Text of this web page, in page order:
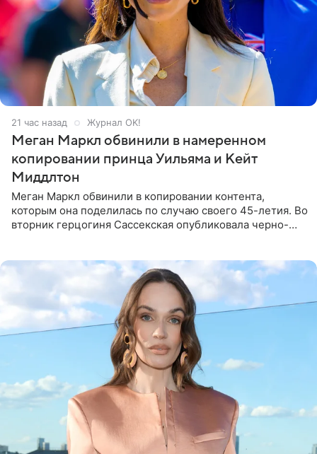
21 час назад Журнал OK!
Меган Маркл обвинили в намеренном
копировании принца Уильяма и Кейт
Миддлтон
Меган Маркл обвинили в копировании контента,
которым она поделилась по случаю своего 45-летия. Во
вторник герцогиня Сассекская опубликовала черно-